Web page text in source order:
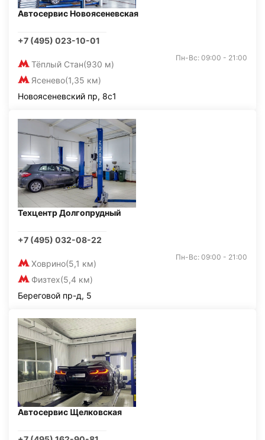
Автосервис Новоясеневская
+7 (495) 023-10-01
Тёплый Стан(930 м)
Ясенево(1,35 км)
Пн-Вс: 09:00 - 21:00
Новоясеневский пр, 8с1
Техцентр Долгопрудный
+7 (495) 032-08-22
Ховрино(5,1 км)
Физтех(5,4 км)
Пн-Вс: 09:00 - 21:00
Береговой пр-д, 5
Автосервис Щелковская